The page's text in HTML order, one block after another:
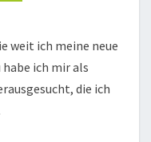
weit ich meine neue
ich mir als
die ich